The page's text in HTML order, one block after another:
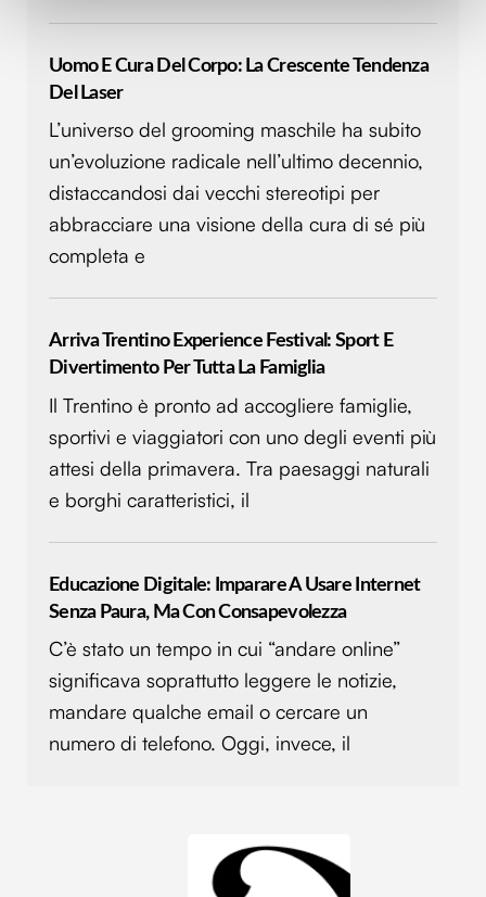
e imposta le tue preferenze nellasezione dettagli. Puoi
modificare o ritirare il tuo consenso in qualsiasi momento
dalla Dichiarazione sui cookie.
Utilizziamo i cookie per personalizzare contenuti ed
annunci, per fornire funzionalità dei social media e per
analizzare il nostro traffico. Condividiamo inoltre
informazioni sul modo in cui utilizzi il nostro sito con i
pubblicità e social media, i quali potrebbero combinarle
raccolto dal tuo utilizzo dei loro servizi.
Uomo E Cura Del Corpo: La Crescente Tendenza
Del Laser
L’universo del grooming maschile ha subito
un’evoluzione radicale nell’ultimo decennio,
distaccandosi dai vecchi stereotipi per
abbracciare una visione della cura di sé più
completa e
Arriva Trentino Experience Festival: Sport E
Divertimento Per Tutta La Famiglia
Il Trentino è pronto ad accogliere famiglie,
sportivi e viaggiatori con uno degli eventi più
attesi della primavera. Tra paesaggi naturali
e borghi caratteristici, il
Educazione Digitale: Imparare A Usare Internet
Senza Paura, Ma Con Consapevolezza
C’è stato un tempo in cui “andare online”
significava soprattutto leggere le notizie,
mandare qualche email o cercare un
numero di telefono. Oggi, invece, il